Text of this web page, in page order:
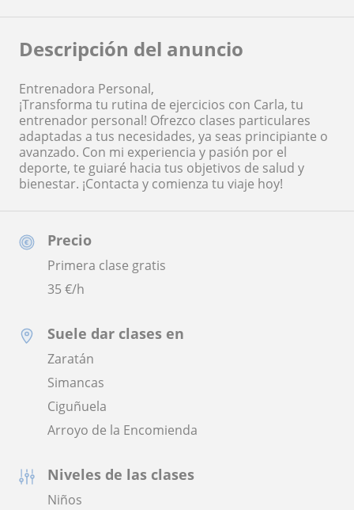
Precio
Primera clase gratis
35€/h
Suele dar clases en
Zaratán
Simancas
Ciguñuela
Arroyo de la Encomienda
Niveles de las clases
Niños
Descripción del anuncio
Entrenadora Personal,
¡Transforma tu rutina de ejercicios con Carla, tu
entrenador personal! Ofrezco clases particulares
adaptadas a tus necesidades, ya seas principiante o
avanzado. Con mi experiencia y pasión por el
deporte, te guiaré hacia tus objetivos de salud y
bienestar. ¡Contacta y comienza tu viaje hoy!